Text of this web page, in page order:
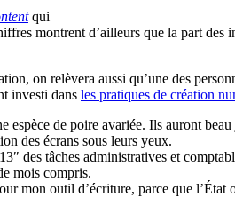
qui
montrent d’ailleurs que la part
on relèvera aussi qu’une des
investi dans les pratiques de création
espèce de poire avariée. Ils auront
des écrans sous leurs yeux.
des tâches administratives et
mois compris.
mon outil d’écriture, parce que